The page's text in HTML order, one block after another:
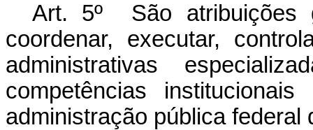
Art. 5º São
coordenar, executar,
administrativas
competências
administração pública federal